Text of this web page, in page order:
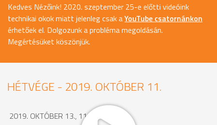
Kedves Nézőink! 2020. szeptember 25-e előtti videóink
technikai okok miatt jelenleg csak aYouTube csatornánkon
érhetőek el. Dolgozunk a probléma megoldásán.
Megértésüket köszönjük.
HÉTVÉGE - 2019. OKTÓBER 11.
2019. OKTÓBER 13., 11:27